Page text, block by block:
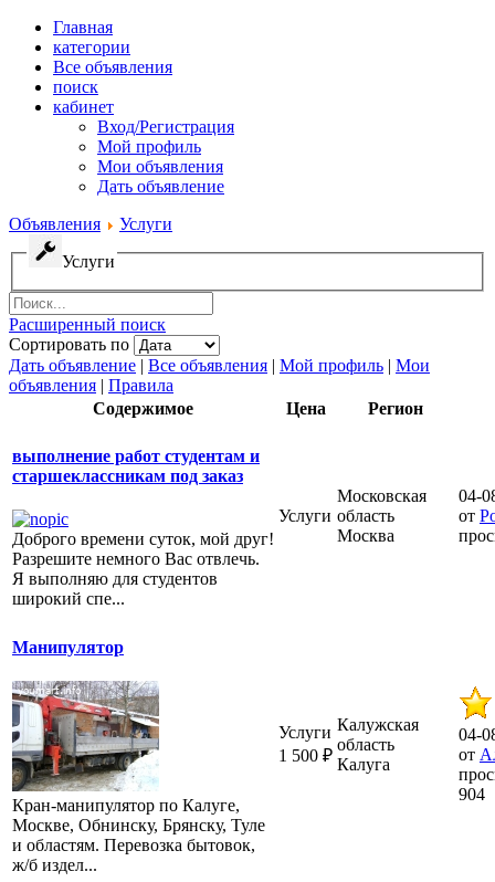
Главная
категории
Все объявления
поиск
кабинет
Вход/Регистрация
Мой профиль
Мои объявления
Дать объявление
Объявления
Услуги
Услуги
Расширенный поиск
Сортировать по
Дать объявление | Все объявления | Мой профиль | Мои
объявления | Правила
Содержимое
Цена Регион
выполнение работ студентам и
старшеклассникам под заказ
Доброго времени суток, мой друг!
Разрешите немного Вас отвлечь.
Я выполняю для студентов
широкий спе...
Услуги
Московская
область
Москва
04-
от
Манипулятор
Кран-манипулятор по Калуге,
Москве, Обнинску, Брянску, Туле
и областям. Перевозка бытовок,
ж/б издел...
Услуги
1 500 ₽
Калужская
область
Калуга
04-
от
904